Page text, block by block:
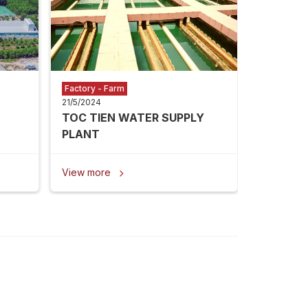
Factory - Farm
21/5/2024
TOC TIEN WATER SUPPLY
PLANT
View more 